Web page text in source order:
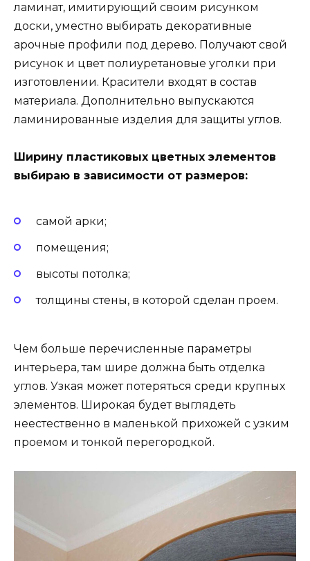
ламинат, имитирующий своим рисунком
доски, уместно выбирать декоративные
арочные профили под дерево. Получают свой
рисунок и цвет полиуретановые уголки при
изготовлении. Красители входят в состав
материала. Дополнительно выпускаются
ламинированные изделия для защиты углов.
Ширину пластиковых цветных элементов
выбираю в зависимости от размеров:
самой арки;
помещения;
высоты потолка;
толщины стены, в которой сделан проем.
Чем больше перечисленные параметры
интерьера, там шире должна быть отделка
углов. Узкая может потеряться среди крупных
элементов. Широкая будет выглядеть
неестественно в маленькой прихожей с узким
проемом и тонкой перегородкой.